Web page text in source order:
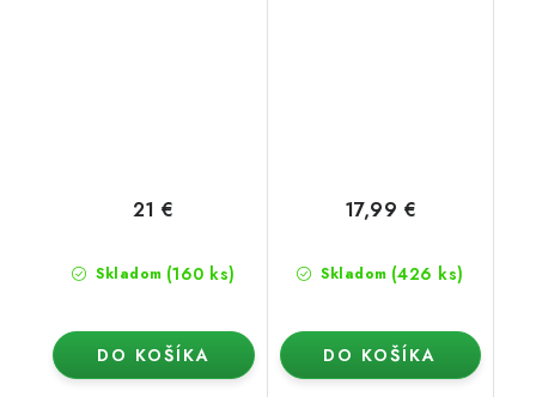
Skladom (160 ks)
21 €
DO KOŠÍKA
Skladom (426 ks)
17,99 €
DO KOŠÍKA